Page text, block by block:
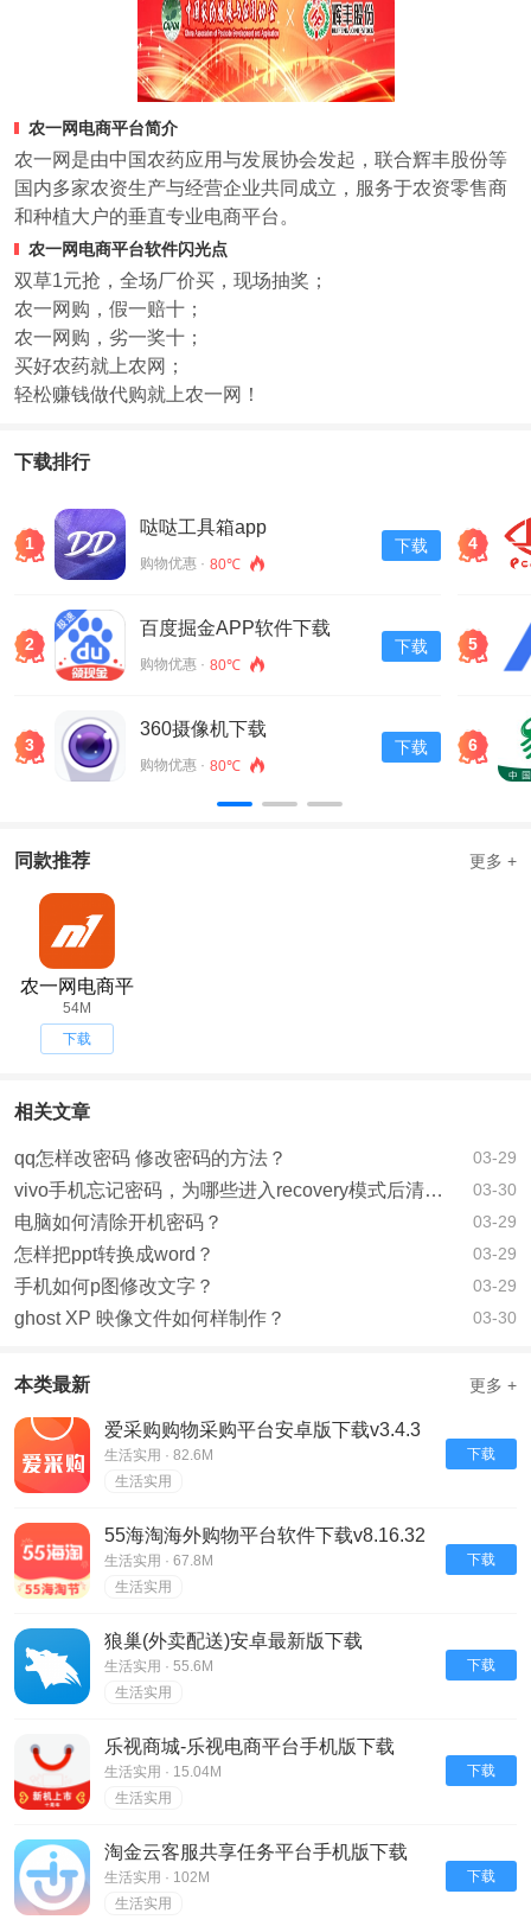
农一网电商平台简介
农一网是由中国农药应用与发展协会发起，联合辉丰股份等
国内多家农资生产与经营企业共同成立，服务于农资零售商
和种植大户的垂直专业电商平台。
农一网电商平台软件闪光点
双草1元抢，全场厂价买，现场抽奖；
农一网购，假一赔十；
农一网购，劣一奖十；
买好农药就上农网；
轻松赚钱做代购就上农一网！
下载排行
1
哒哒工具箱app
购物优惠 · 80℃
下载
2
百度掘金APP软件下载
购物优惠 · 80℃
下载
3
360摄像机下载
购物优惠 · 80℃
下载
4
5
6
同款推荐 更多 +
农一网电商平
台安卓最新版
下载v2.6.9
54M
下载
相关文章
qq怎样改密码 修改密码的方法？ 03-29
vivo手机忘记密码，为哪些进入recovery模式后清除数据还需要密码？已经忘记密码了？ 03-30
电脑如何清除开机密码？ 03-29
怎样把ppt转换成word？ 03-29
手机如何p图修改文字？ 03-29
ghost XP 映像文件如何样制作？ 03-30
本类最新 更多 +
爱采购购物采购平台安卓版下载v3.4.3
生活实用 · 82.6M
生活实用
下载
55海淘海外购物平台软件下载v8.16.32
生活实用 · 67.8M
生活实用
下载
狼巢(外卖配送)安卓最新版下载
v3.10.0.20.release
生活实用 · 55.6M
生活实用
下载
乐视商城-乐视电商平台手机版下载
V4.3.7
生活实用 · 15.04M
生活实用
下载
淘金云客服共享任务平台手机版下载
v6.8.23
生活实用 · 102M
生活实用
下载